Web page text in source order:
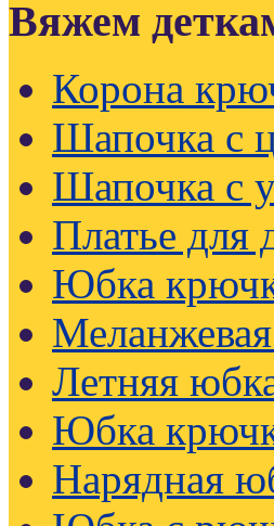
Вяжем
Корона
Шапочка с
Шапочка с
Платье для
Юбка
Летняя
Юбка
Нарядная